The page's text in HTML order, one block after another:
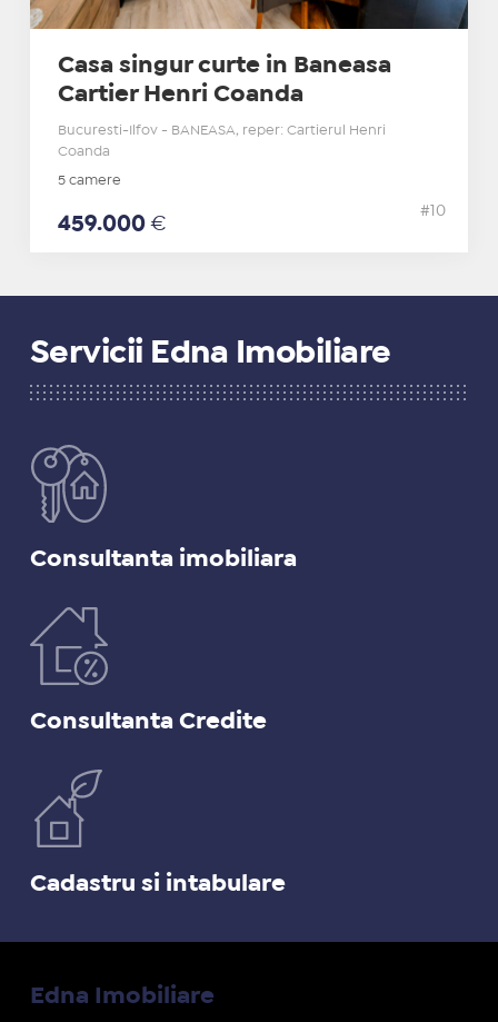
Casa singur curte in Baneasa
Cartier Henri Coanda
Bucuresti-Ilfov - BANEASA, reper: Cartierul Henri
Coanda
5 camere
459.000 €
#10
Servicii Edna Imobiliare
Consultanta imobiliara
Consultanta Credite
Cadastru si intabulare
Edna Imobiliare